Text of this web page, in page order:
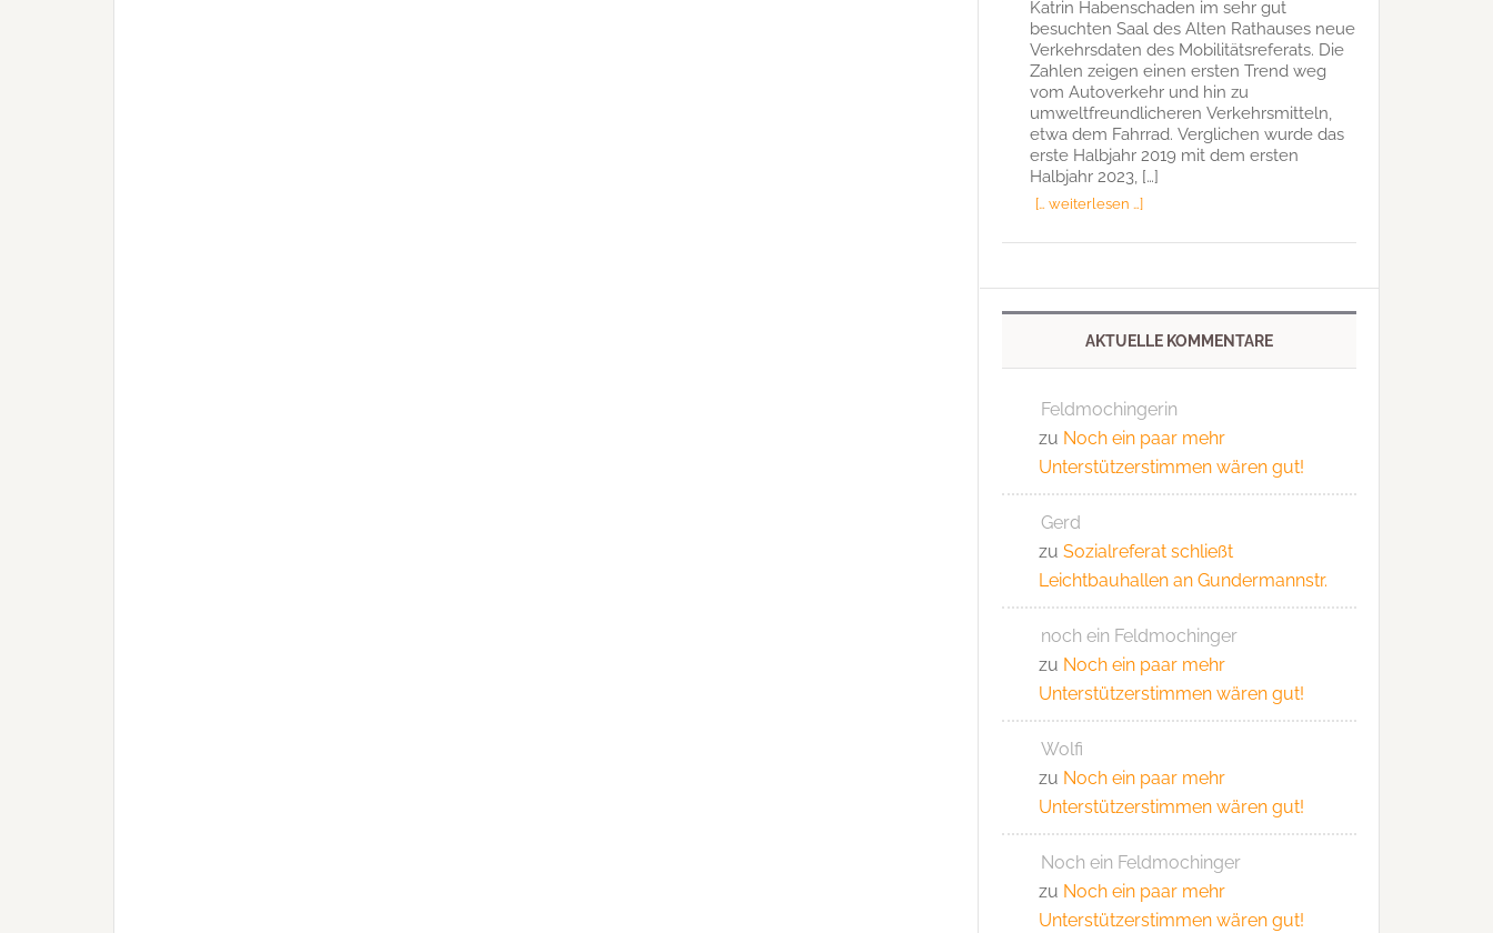
Katrin Habenschaden im sehr gut
besuchten Saal des Alten Rathauses neue
Verkehrsdaten des Mobilitätsreferats. Die
Zahlen zeigen einen ersten Trend weg
vom Autoverkehr und hin zu
umweltfreundlicheren Verkehrsmitteln,
etwa dem Fahrrad. Verglichen wurde das
erste Halbjahr 2019 mit dem ersten
Halbjahr 2023, […]
[… weiterlesen …]
AKTUELLE KOMMENTARE
Feldmochingerin
zu Noch ein paar mehr
Unterstützerstimmen wären gut!
Gerd
zu Sozialreferat schließt
Leichtbauhallen an Gundermannstr.
noch ein Feldmochinger
zu Noch ein paar mehr
Unterstützerstimmen wären gut!
Wolfi
zu Noch ein paar mehr
Unterstützerstimmen wären gut!
Noch ein Feldmochinger
zu Noch ein paar mehr
Unterstützerstimmen wären gut!